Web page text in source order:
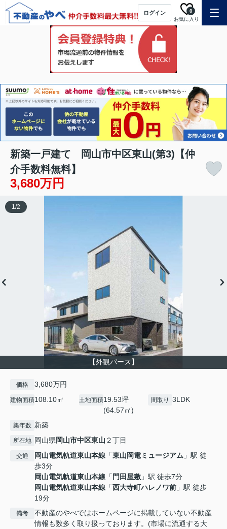
ログイン
お気に入り
0
新築一戸建て 岡山市中区東山(第3)【仲
介手数料無料】
3,680万円
【外観パース】
1/2
価格 3,680万円
建物面積108.10㎡ 土地面積19.53坪
(64.57㎡)
間取り 3LDK
築年数 新築
所在地 岡山県岡山市中区東山 ２丁目
交通 岡山電気軌道東山本線 「東山岡電ミュージアム 」駅 徒
歩3分
岡山電気軌道東山本線 「門田屋敷 」駅 徒歩7分
岡山電気軌道東山本線 「西大寺町ハレノワ前 」駅 徒歩
19分
備考
不動産のやべではホームページに掲載していない不動産
情報も数多く取り扱っております。(市場に流通する大